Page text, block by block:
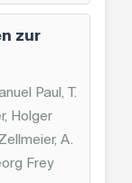
zur
Paul, T.
Holger
A.
Frey